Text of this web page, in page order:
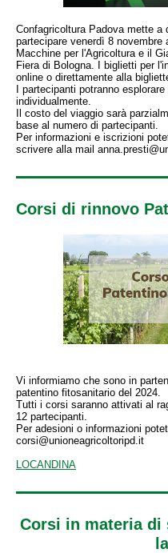
Confagricoltura Padova mette a
partecipare venerdì 8
Macchine per l'Agricoltura e il
Fiera di Bologna. I biglietti per
online o direttamente alla
I partecipanti potranno
individualmente.
Il costo del viaggio sarà
base al numero di partecipanti.
Per informazioni e iscrizioni
scrivere alla mail
Corsi di rinnovo
Vi informiamo che sono in
patentino fitosanitario del 2024.
Tutti i corsi saranno attivati al
12 partecipanti.
Per adesioni o informazioni
corsi@unioneagricoltoripd.it
LOCANDINA
Corsi in materia di